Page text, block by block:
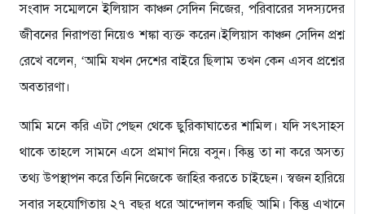
সংবাদ সম্মেলনে ইলিয়াস কাঞ্চন সেদিন নিজের, পরিবারের সদস্যদের
জীবনের নিরাপত্তা নিয়েও শঙ্কা ব্যক্ত করেন।ইলিয়াস কাঞ্চন সেদিন প্রশ্ন
রেখে বলেন, ‘আমি যখন দেশের বাইরে ছিলাম তখন কেন এসব প্রশ্নের
অবতারণা।
আমি মনে করি এটা পেছন থেকে ছুরিকাঘাতের শামিল। যদি সৎসাহস
থাকে তাহলে সামনে এসে প্রমাণ নিয়ে বসুন। কিন্তু তা না করে অসত্য
তথ্য উপস্থাপন করে তিনি নিজেকে জাহির করতে চাইছেন। স্বজন হারিয়ে
সবার সহযোগিতায় ২৭ বছর ধরে আন্দোলন করছি আমি। কিন্তু এখানে